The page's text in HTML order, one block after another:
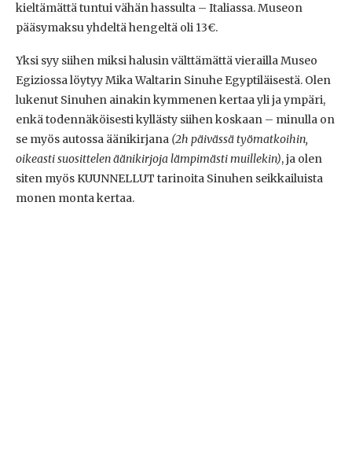
kieltämättä tuntui vähän hassulta – Italiassa. Museon
pääsymaksu yhdeltä hengeltä oli 13€.
Yksi syy siihen miksi halusin välttämättä vierailla Museo
Egiziossa löytyy Mika Waltarin Sinuhe Egyptiläisestä. Olen
lukenut Sinuhen ainakin kymmenen kertaa yli ja ympäri,
enkä todennäköisesti kyllästy siihen koskaan – minulla on
se myös autossa äänikirjana (2h päivässä työmatkoihin,
oikeasti suosittelen äänikirjoja lämpimästi muillekin), ja olen
siten myös KUUNNELLUT tarinoita Sinuhen seikkailuista
monen monta kertaa.